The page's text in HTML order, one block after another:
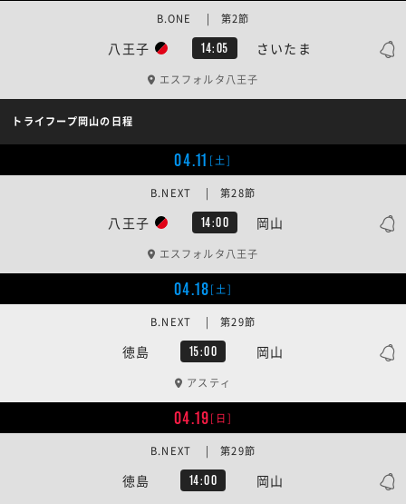
八王子 14:05 さいたま
B.ONE | 第2節
エスフォルタ八王子
トライフープ岡山の日程
04.11 [土]
八王子 14:00 岡山
B.NEXT | 第28節
エスフォルタ八王子
04.18[土]
徳島 15:00 岡山
B.NEXT | 第29節
アスティ
04.19[日]
徳島 14:00 岡山
B.NEXT | 第29節